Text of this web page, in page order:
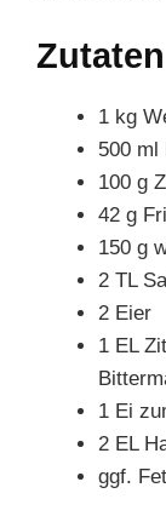
Zutaten
1 kg
500 ml
100 g
42 g
150 g
2 TL
2 Eier
1 EL
1 Ei
2 EL
ggf.